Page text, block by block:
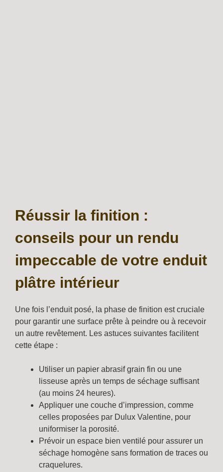
Réussir la finition :
conseils pour un rendu
impeccable de votre enduit
plâtre intérieur
Une fois l’enduit posé, la phase de finition est cruciale
pour garantir une surface prête à peindre ou à recevoir
un autre revêtement. Les astuces suivantes facilitent
cette étape :
Utiliser un papier abrasif grain fin ou une
lisseuse après un temps de séchage suffisant
(au moins 24 heures).
Appliquer une couche d’impression, comme
celles proposées par Dulux Valentine, pour
uniformiser la porosité.
Prévoir un espace bien ventilé pour assurer un
séchage homogène sans formation de traces ou
craquelures.